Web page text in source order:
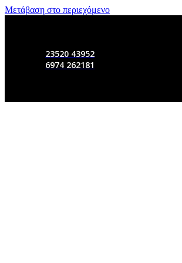
Μετάβαση στο περιεχόμενο
23520 43952
6974 262181